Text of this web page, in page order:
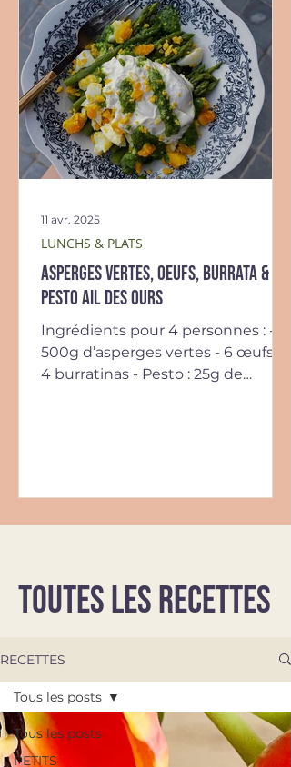
Asperges vertes, oeufs, burrata &
pesto ail des ours
Ingrédients pour 4 personnes : -
500g d’asperges vertes - 6 œufs -
4 burratinas - Pesto : 25g de
LUNCHS & PLATS
11 avr. 2025
TOUTES LES RECETTES
RECETTES
Tous les posts
PETITS
Tous les posts